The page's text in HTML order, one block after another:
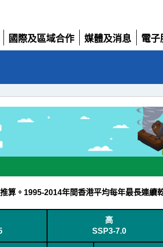
國際及區域合作
展
媒體及消息
展
電子
展
算。1995-2014年間香港平均每年最長連續
高
SSP3-7.0